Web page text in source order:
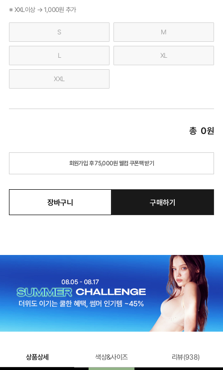
※ XXL이상 → 1,000원 추가
S M
L XL
XXL
총 0원
회원가입 후 75,000원 웰컴 쿠폰팩 받기
장바구니 구매하기
상품상세 색상&사이즈 리뷰(938)